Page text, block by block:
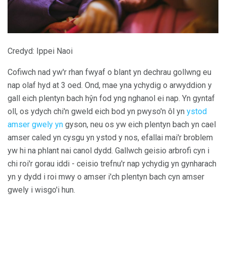
Credyd: Ippei Naoi
Cofiwch nad yw'r rhan fwyaf o blant yn dechrau gollwng eu
nap olaf hyd at 3 oed. Ond, mae yna ychydig o arwyddion y
gall eich plentyn bach hŷn fod yng nghanol ei nap. Yn gyntaf
oll, os ydych chi'n gweld eich bod yn pwyso'n ôl yn ystod
amser gwely yn gyson, neu os yw eich plentyn bach yn cael
amser caled yn cysgu yn ystod y nos, efallai mai'r broblem
yw hi na phlant nai canol dydd. Gallwch geisio arbrofi cyn i
chi roi'r gorau iddi - ceisio trefnu'r nap ychydig yn gynharach
yn y dydd i roi mwy o amser i'ch plentyn bach cyn amser
gwely i wisgo'i hun.